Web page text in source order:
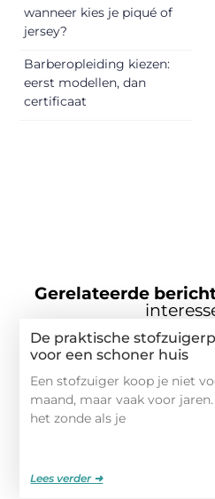
wanneer kies je piqué of
jersey?
Barberopleiding kiezen:
eerst modellen, dan
certificaat
Gerelateerde
De praktische
voor een schoner huis
Een stofzuiger koop je niet
maand, maar vaak voor
het zonde als je
Lees verder ➜